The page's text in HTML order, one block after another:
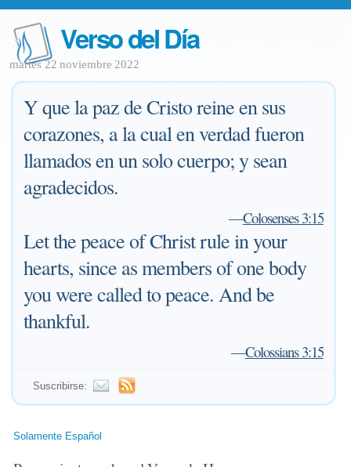
Verso del Día
martes 22 noviembre 2022
Y que la paz de Cristo reine en sus
corazones, a la cual en verdad fueron
llamados en un solo cuerpo; y sean
agradecidos.
—Colosenses 3:15
Let the peace of Christ rule in your
hearts, since as members of one body
you were called to peace. And be
thankful.
—Colossians 3:15
Suscribirse:
Solamente Español